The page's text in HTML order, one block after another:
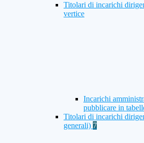
Titolari di incarichi
vertice
Incarichi
pubblicare in
Titolari di incarichi
generali) 7